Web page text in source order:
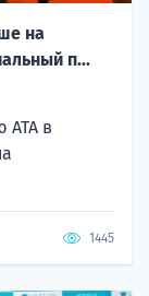
на
п...
в
1445